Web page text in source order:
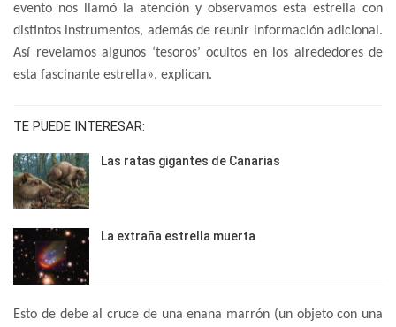
evento nos llamó la atención y observamos esta estrella con
distintos instrumentos, además de reunir información adicional.
Así revelamos algunos ‘tesoros’ ocultos en los alrededores de
esta fascinante estrella», explican.
TE PUEDE INTERESAR:
Las ratas gigantes de Canarias
La extraña estrella muerta
Esto de debe al cruce de una enana marrón (un objeto con una